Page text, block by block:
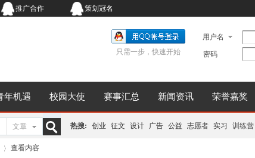
推广合作 策划冠名
用户名
密码
只需一步，快速开始
年机遇 校园大使 赛事汇总 新闻资讯 荣誉嘉奖
文章 热搜: 创业 征文 设计 广告 公益 志愿者 实习 训练营
查看内容